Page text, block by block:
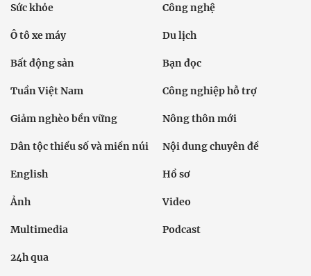
Sức khỏe Công nghệ
Ô tô xe máy Du lịch
Bất động sản Bạn đọc
Tuần Việt Nam Công nghiệp hỗ trợ
Giảm nghèo bền vững Nông thôn mới
Dân tộc thiểu số và miền núi Nội dung chuyên đề
English Hồ sơ
Ảnh Video
Multimedia Podcast
24h qua